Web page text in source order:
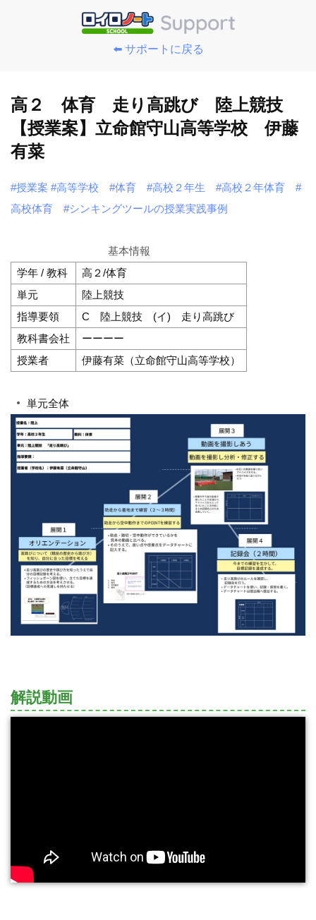
⬅️ サポートに戻る
高２ 体育 走り高跳び 陸上競技
【授業案】立命館守山高等学校 伊藤
有菜
#授業案 #高等学校 #体育 #高校２年生 #高校２年体育
#
高校体育
#シンキングツールの授業実践事例
基本情報
学年 / 教科
高２/体育
単元
陸上競技
指導要領
C 陸上競技 (イ) 走り高跳び
教科書会社
ーーーー
授業者
伊藤有菜（立命館守山高等学校）
単元全体
解説動画